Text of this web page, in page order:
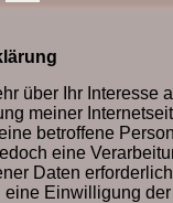
über Ihr
meiner
betroffene
eine
Daten
eine Einwilligung